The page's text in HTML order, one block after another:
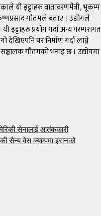
यी इट्टाहरु वातावरणमैत्री, भूकम्प
गौतमले बताए । उद्योगले
इट्टाहरु प्रयोग गर्दा अन्य परम्परागत
देखिएपनि घर निर्माण गर्दा लाग्ने
गौतमको भनाइ छ । उद्योगमा
सेनालाई आतंककारी
सैन्य वेस क्याम्पमा इरानको